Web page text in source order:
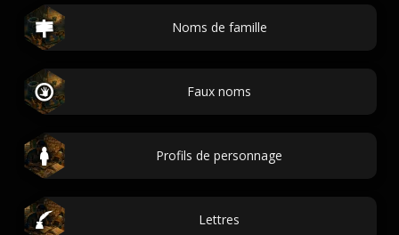
Noms de famille
Faux noms
Profils de personnage
Lettres